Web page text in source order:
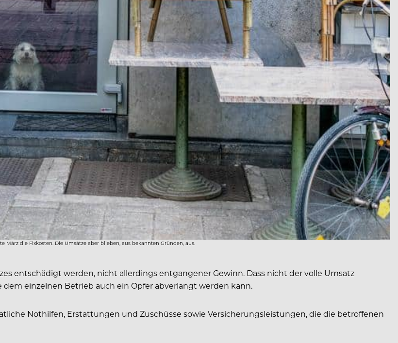
die Fixkosten. Die Umsätze aber blieben, aus bekannten Gründen, aus.
entschädigt werden, nicht allerdings entgangener Gewinn. Dass nicht der volle Umsatz
einzelnen Betrieb auch ein Opfer abverlangt werden kann.
Nothilfen, Erstattungen und Zuschüsse sowie Versicherungsleistungen, die die betroffenen